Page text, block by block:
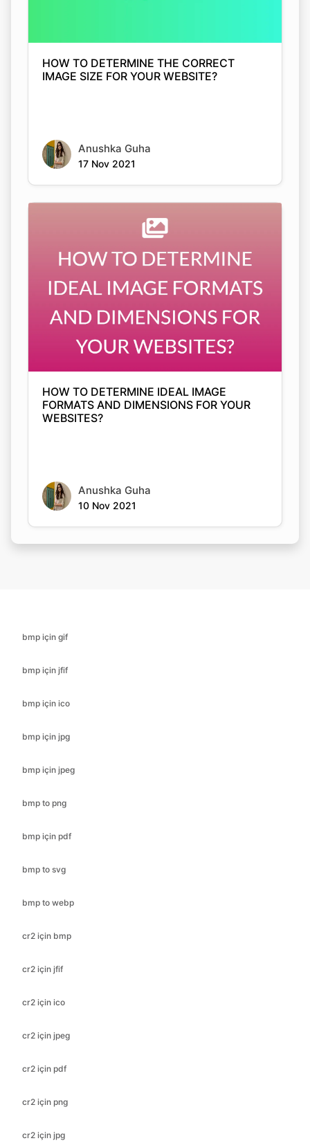
HOW TO DETERMINE THE CORRECT
IMAGE SIZE FOR YOUR WEBSITE?
Anushka Guha
17 Nov 2021
HOW TO DETERMINE IDEAL IMAGE
FORMATS AND DIMENSIONS FOR YOUR
WEBSITES?
Anushka Guha
10 Nov 2021
bmp için gif
bmp için jfif
bmp için ico
bmp için jpg
bmp için jpeg
bmp to png
bmp için pdf
bmp to svg
bmp to webp
cr2 için bmp
cr2 için jfif
cr2 için ico
cr2 için jpeg
cr2 için pdf
cr2 için png
cr2 için jpg